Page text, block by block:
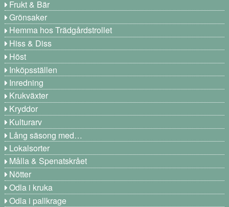
Frukt & Bär
Grönsaker
Hemma hos Trädgårdstrollet
Hiss & Diss
Höst
Inköpsställen
Inredning
Krukväxter
Kryddor
Kulturarv
Lång säsong med…
Lokalsorter
Målla & Spenatskrået
Nötter
Odla i kruka
Odla i pallkrage